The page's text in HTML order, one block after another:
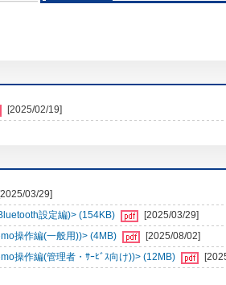
[2025/02/19]
[2025/03/29]
設定編)> (154KB)
[2025/03/29]
操作編(一般用))> (4MB)
[2025/08/02]
操作編(管理者・ｻｰﾋﾞｽ向け))> (12MB)